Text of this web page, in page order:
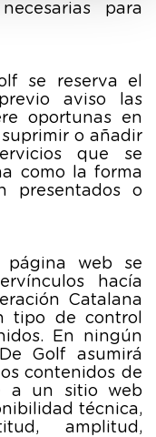
para
se reserva el
aviso las
oportunas en
o añadir
que se
como la forma
presentados o
web se
hacía
Catalana
tipo de control
En ningún
Golf asumirá
contenidos de
a un sitio web
técnica,
amplitud,